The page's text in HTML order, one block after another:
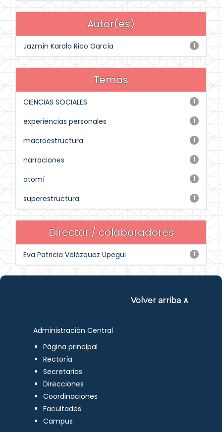
Autor(es)
1
Jazmín Karola Rico García
Temas
1
CIENCIAS SOCIALES
1
experiencias personales
1
macroestructura
1
narraciones
1
otomí
1
superestructura
Director / colaboradores
1
Eva Patricia Velázquez Upegui
Volver arriba ∧
Administración Central
Página principal
Rectoría
Secretarios
Direcciones
Coordinaciones
Facultades
Campus